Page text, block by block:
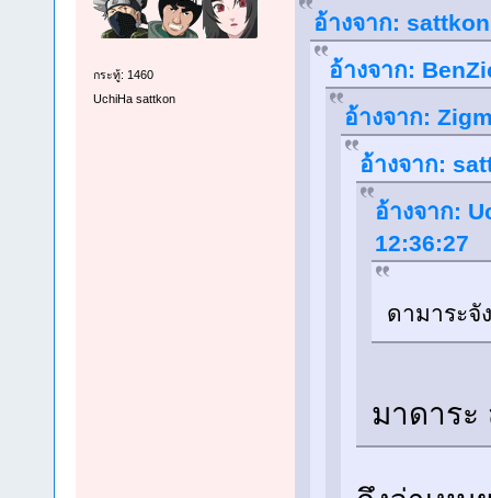
กระทู้: 1460
UchiHa sattkon
อ้างจาก:
อ้างจาก:
อ้างจาก:
อ้างจาก:
อ้างจาก:
12:36:27
ดามาระจั
มาดาระ